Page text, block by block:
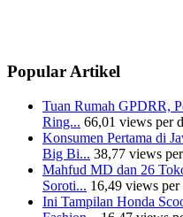
Popular Artikel
Tuan Rumah GPDRR,
Ring... 66,01 views per
Konsumen Pertama di
Big Bi... 38,77 views
Mahfud MD dan 26
Soroti... 16,49 views per
Ini Tampilan Honda